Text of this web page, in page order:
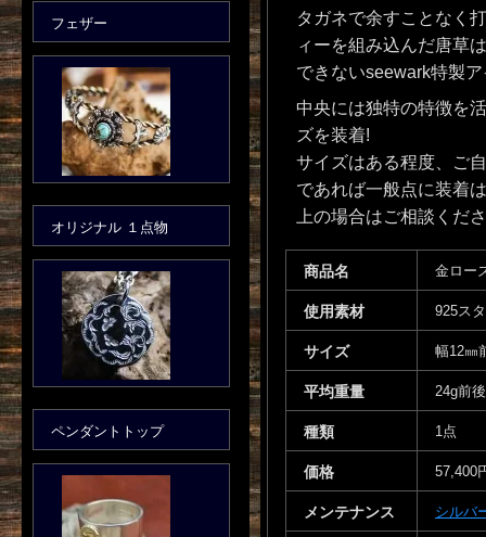
タガネで余すことなく
ィーを組み込んだ唐草
できないseewark特製
中央には独特の特徴を
ズを装着!
サイズはある程度、ご
であれば一般点に装着
上の場合はご相談くだ
商品名 金ロー
使用素材 925ス
サイズ 幅12
平均重量 24g前後
種類 1点
価格 57,400
メンテナンス シルバ
フェザー
オリジナル １点物
ペンダントトップ